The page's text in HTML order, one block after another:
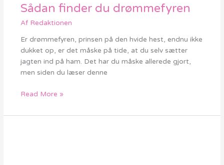
Sådan finder du drømmefyren
Af Redaktionen
Er drømmefyren, prinsen på den hvide hest, endnu ikke
dukket op, er det måske på tide, at du selv sætter
jagten ind på ham. Det har du måske allerede gjort,
men siden du læser denne
Sådan
du
drømmefyren
Read More »